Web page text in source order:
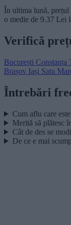
În ultima lună,
o medie de 9.37 Lei
Verifică
București Constanța
Brașov Iași Satu
Întrebări
Cum aflu care
Merită să plătesc
Cât de des se
De ce e mai